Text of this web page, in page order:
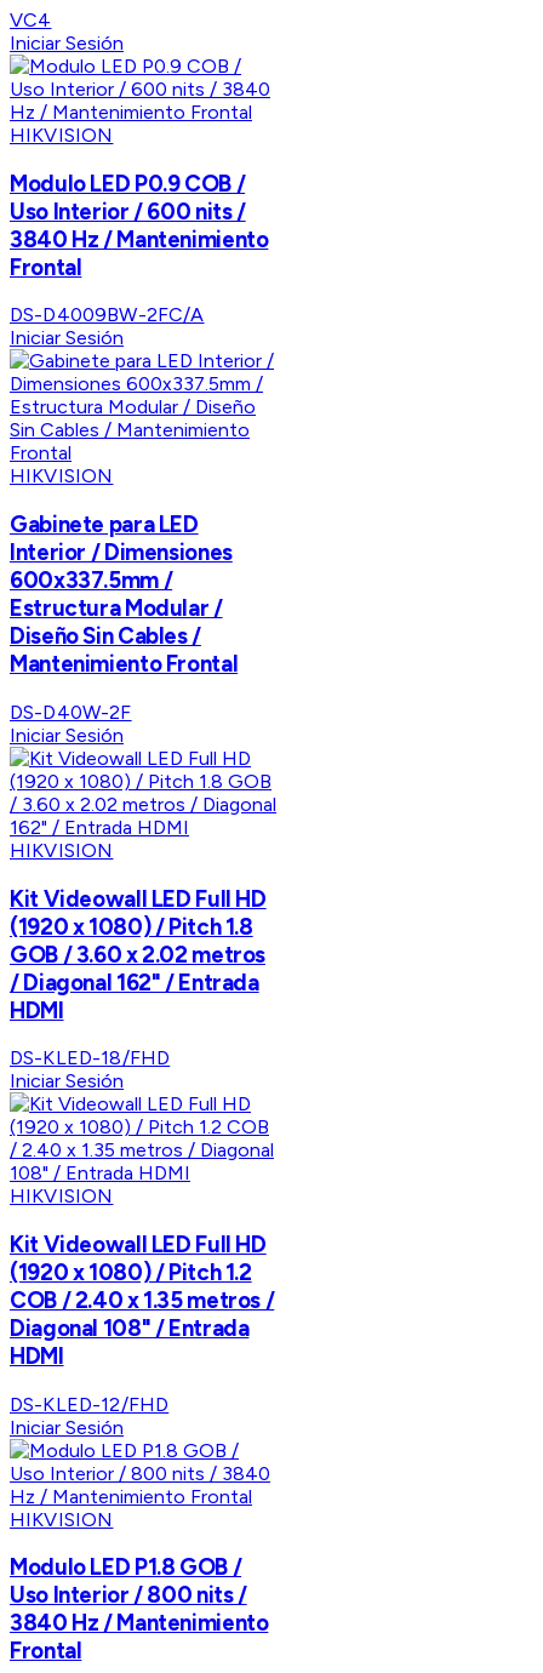
VC4
Iniciar Sesión
HIKVISION
Modulo LED P0.9 COB /
Uso Interior / 600 nits /
3840 Hz / Mantenimiento
Frontal
DS-D4009BW-2FC/A
Iniciar Sesión
HIKVISION
Gabinete para LED
Interior / Dimensiones
600x337.5mm /
Estructura Modular /
Diseño Sin Cables /
Mantenimiento Frontal
DS-D40W-2F
Iniciar Sesión
HIKVISION
Kit Videowall LED Full HD
(1920 x 1080) / Pitch 1.8
GOB / 3.60 x 2.02 metros
/ Diagonal 162" / Entrada
HDMI
DS-KLED-18/FHD
Iniciar Sesión
HIKVISION
Kit Videowall LED Full HD
(1920 x 1080) / Pitch 1.2
COB / 2.40 x 1.35 metros /
Diagonal 108" / Entrada
HDMI
DS-KLED-12/FHD
Iniciar Sesión
HIKVISION
Modulo LED P1.8 GOB /
Uso Interior / 800 nits /
3840 Hz / Mantenimiento
Frontal